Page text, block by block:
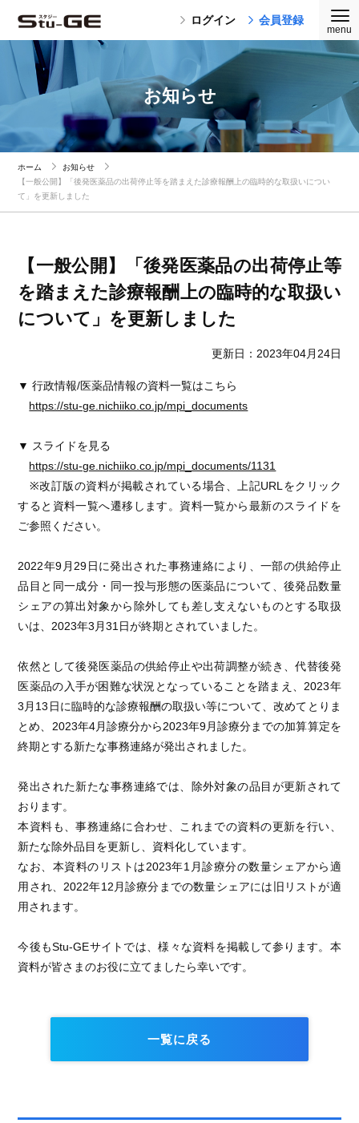
ログイン 会員登録
お知らせ
ホーム
お知らせ
【一般公開】「後発医薬品の出荷停止等を踏まえた診療報酬上の臨時的な取扱いについ
て」を更新しました
【一般公開】「後発医薬品の出荷停止等
を踏まえた診療報酬上の臨時的な取扱い
について」を更新しました
更新日：2023年04月24日
▼ 行政情報/医薬品情報の資料一覧はこちら
https://stu-ge.nichiiko.co.jp/mpi_documents
▼ スライドを見る
https://stu-ge.nichiiko.co.jp/mpi_documents/1131
※改訂版の資料が掲載されている場合、上記URLをクリック
すると資料一覧へ遷移します。資料一覧から最新のスライドを
ご参照ください。
2022年9月29日に発出された事務連絡により、一部の供給停止
品目と同一成分・同一投与形態の医薬品について、後発品数量
シェアの算出対象から除外しても差し支えないものとする取扱
いは、2023年3月31日が終期とされていました。
依然として後発医薬品の供給停止や出荷調整が続き、代替後発
医薬品の入手が困難な状況となっていることを踏まえ、2023年
3月13日に臨時的な診療報酬の取扱い等について、改めてとりま
とめ、2023年4月診療分から2023年9月診療分までの加算算定を
終期とする新たな事務連絡が発出されました。
発出された新たな事務連絡では、除外対象の品目が更新されて
おります。
本資料も、事務連絡に合わせ、これまでの資料の更新を行い、
新たな除外品目を更新し、資料化しています。
なお、本資料のリストは2023年1月診療分の数量シェアから適
用され、2022年12月診療分までの数量シェアには旧リストが適
用されます。
今後もStu-GEサイトでは、様々な資料を掲載して参ります。本
資料が皆さまのお役に立てましたら幸いです。
一覧に戻る